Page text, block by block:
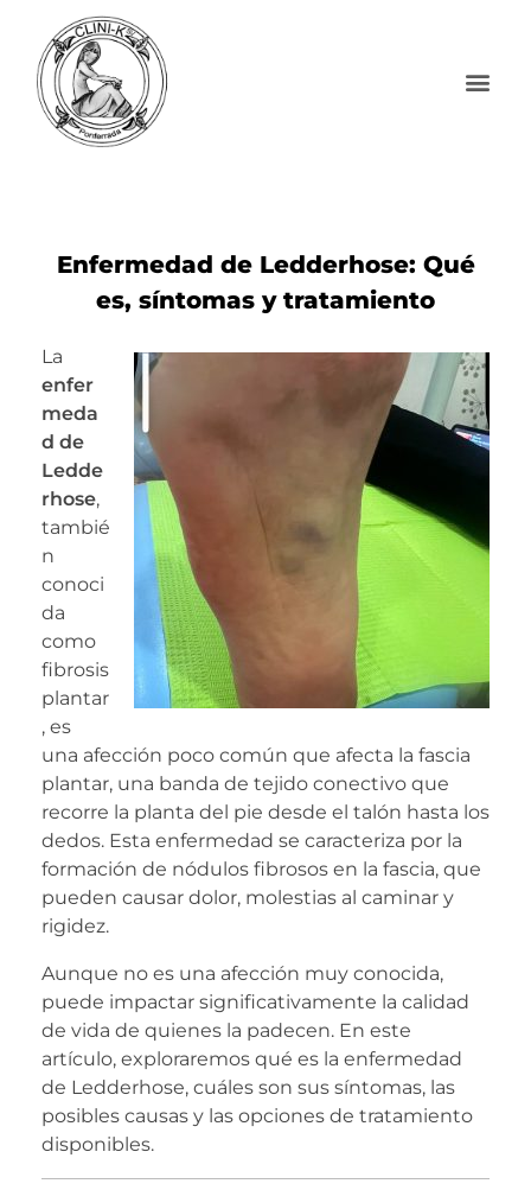
Enfermedad de Ledderhose: Qué
es, síntomas y tratamiento
La
enfer
meda
d de
Ledde
rhose,
tambié
n
conoci
da
como
fibrosis
plantar
, es
una afección poco común que afecta la fascia
plantar, una banda de tejido conectivo que
recorre la planta del pie desde el talón hasta los
dedos. Esta enfermedad se caracteriza por la
formación de nódulos fibrosos en la fascia, que
pueden causar dolor, molestias al caminar y
rigidez.
Aunque no es una afección muy conocida,
puede impactar significativamente la calidad
de vida de quienes la padecen. En este
artículo, exploraremos qué es la enfermedad
de Ledderhose, cuáles son sus síntomas, las
posibles causas y las opciones de tratamiento
disponibles.